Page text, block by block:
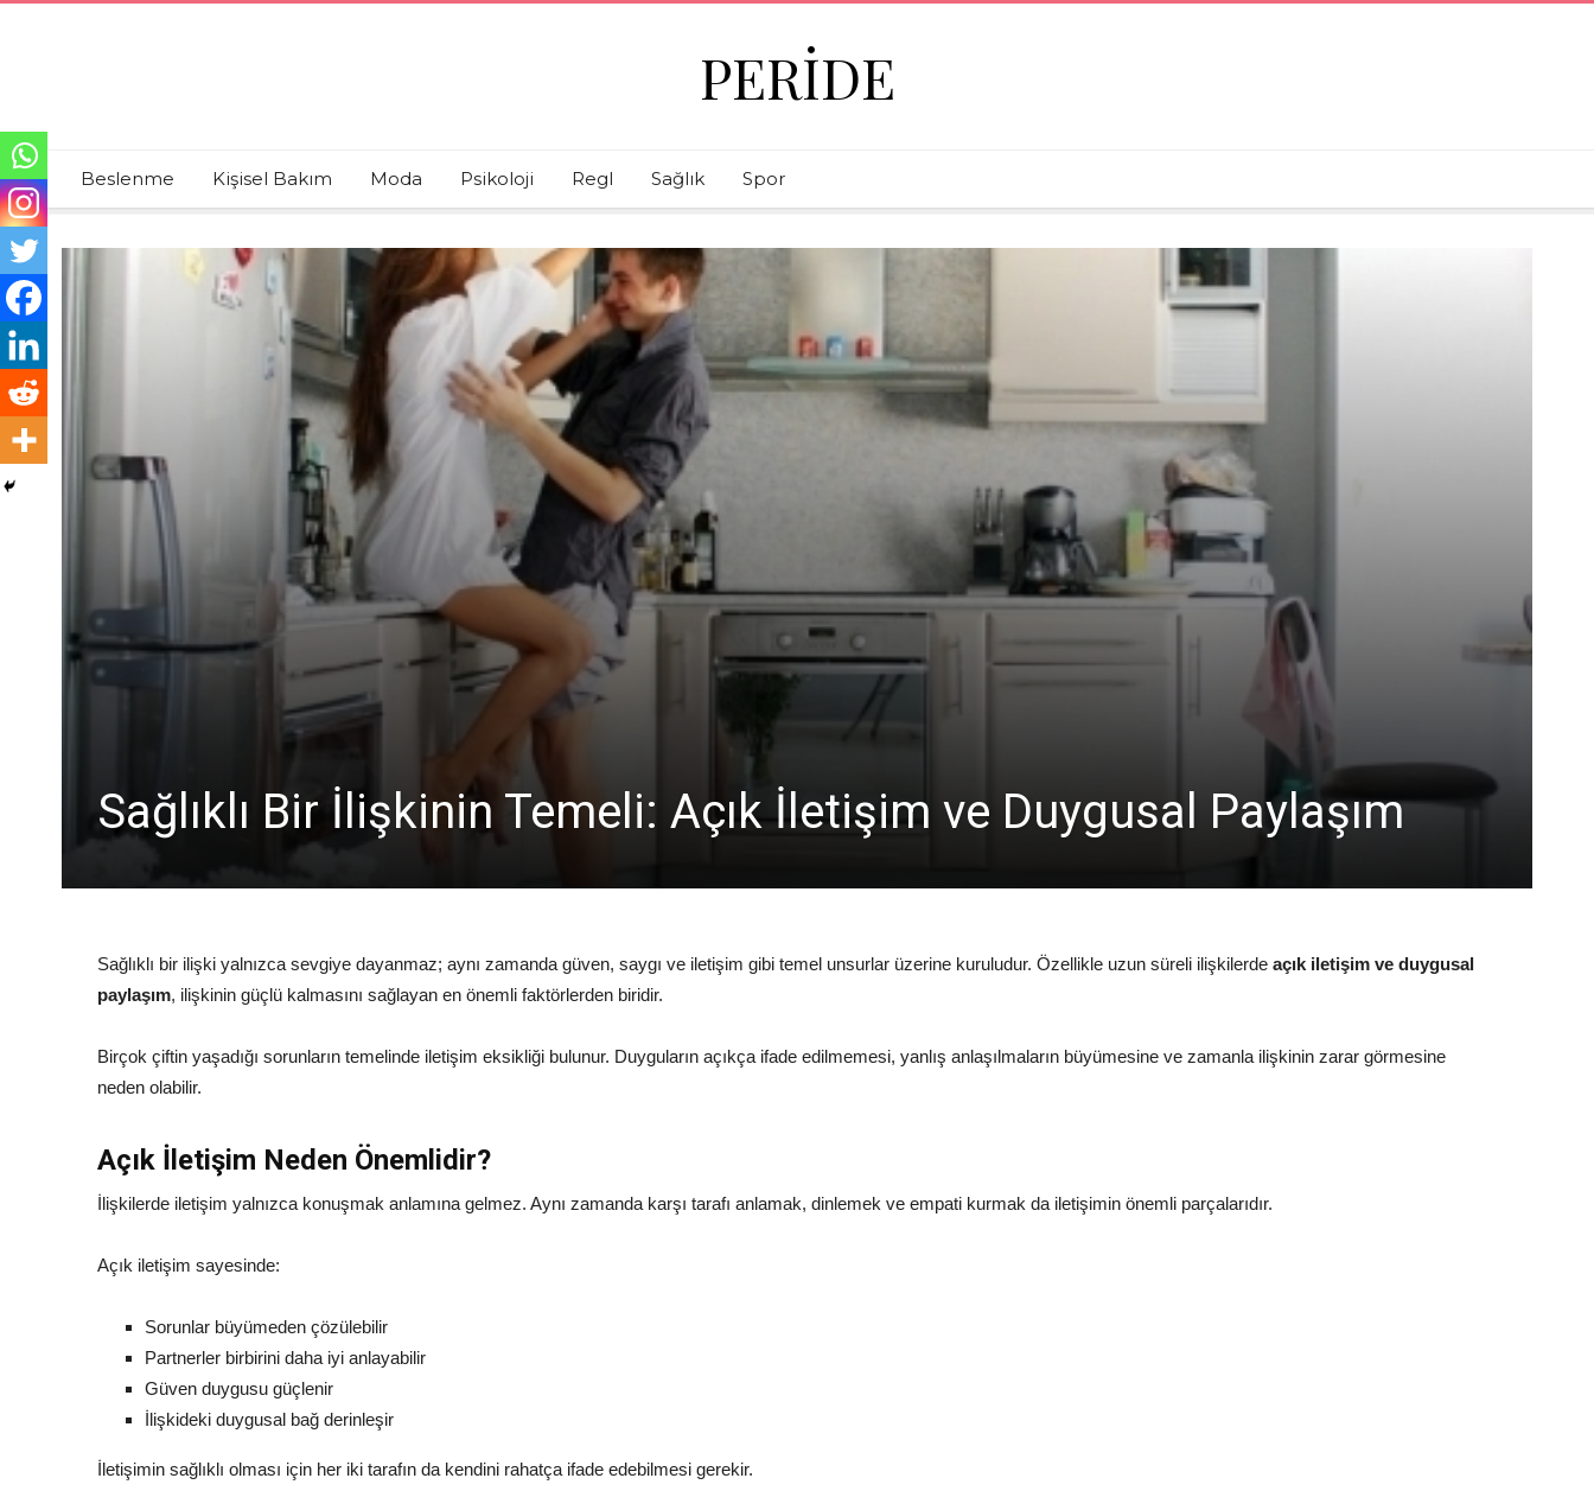
PERIDE
Beslenme Kişisel Bakım Moda Psikoloji Regl Sağlık Spor
Sağlıklı Bir İlişkinin Temeli: Açık İletişim ve Duygusal Paylaşım
Sağlıklı bir ilişki yalnızca sevgiye dayanmaz; aynı zamanda güven, saygı ve iletişim gibi temel unsurlar üzerine kuruludur. Özellikle uzun süreli ilişkilerde açık iletişim ve duygusal
paylaşım, ilişkinin güçlü kalmasını sağlayan en önemli faktörlerden biridir.
Birçok çiftin yaşadığı sorunların temelinde iletişim eksikliği bulunur. Duyguların açıkça ifade edilmemesi, yanlış anlaşılmaların büyümesine ve zamanla ilişkinin zarar görmesine
neden olabilir.
Açık İletişim Neden Önemlidir?
İlişkilerde iletişim yalnızca konuşmak anlamına gelmez. Aynı zamanda karşı tarafı anlamak, dinlemek ve empati kurmak da iletişimin önemli parçalarıdır.
Açık iletişim sayesinde:
Sorunlar büyümeden çözülebilir
Partnerler birbirini daha iyi anlayabilir
Güven duygusu güçlenir
İlişkideki duygusal bağ derinleşir
İletişimin sağlıklı olması için her iki tarafın da kendini rahatça ifade edebilmesi gerekir.